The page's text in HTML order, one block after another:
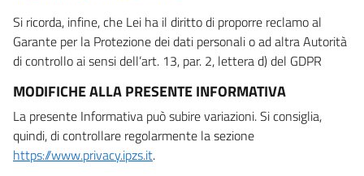
Si ricorda, infine, che Lei ha il diritto di proporre reclamo al
Garante per la Protezione dei dati personali o ad altra Autorità
di controllo ai sensi dell’art. 13, par. 2, lettera d) del GDPR
MODIFICHE ALLA PRESENTE INFORMATIVA
La presente Informativa può subire variazioni. Si consiglia,
quindi, di controllare regolarmente la sezione
https://www.privacy.ipzs.it.